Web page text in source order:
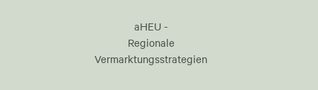
aHEU -
Regionale
Vermarktungsstrategien